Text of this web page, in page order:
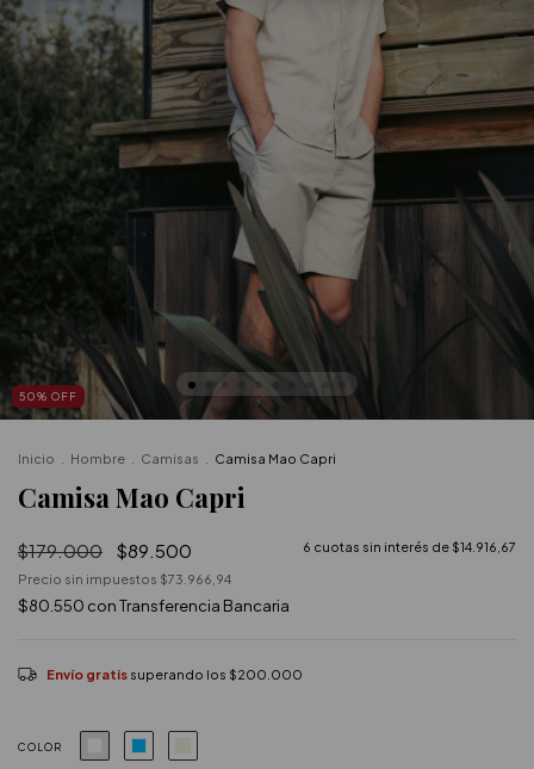
50% OFF
Inicio Hombre Camisas Camisa Mao Capri
Camisa Mao Capri
$179.000 $89.500 6 cuotas sin interés de $14.916,67
Precio sin impuestos $73.966,94
$80.550 conTransferencia Bancaria
Envío gratis superando los $200.000
COLOR